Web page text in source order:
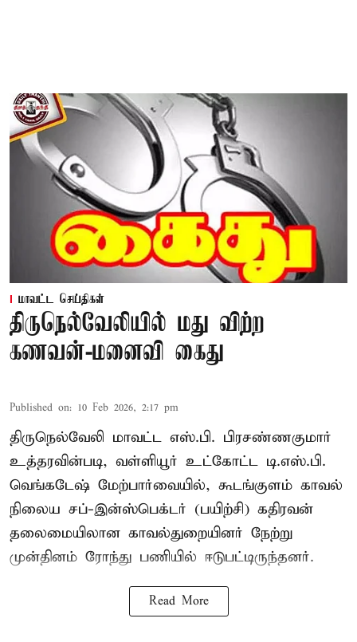
மாவட்ட செய்திகள்
திருநெல்வேலியில் மது விற்ற
கணவன்-மனைவி கைது
Published on: 10 Feb 2026, 2:17 pm
திருநெல்வேலி மாவட்ட எஸ்.பி. பிரசண்ணகுமார்
உத்தரவின்படி, வள்ளியூர் உட்கோட்ட டி.எஸ்.பி.
வெங்கடேஷ் மேற்பார்வையில், கூடங்குளம் காவல்
நிலைய சப்-இன்ஸ்பெக்டர் (பயிற்சி) கதிரவன்
தலைமையிலான காவல்துறையினர் நேற்று
முன்தினம் ரோந்து பணியில் ஈடுபட்டிருந்தனர்.
Read More